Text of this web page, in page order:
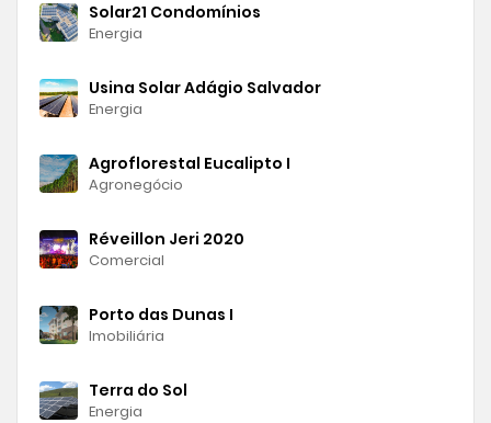
Solar21 Condomínios
Energia
Usina Solar Adágio Salvador
Energia
Agroflorestal Eucalipto I
Agronegócio
Réveillon Jeri 2020
Comercial
Porto das Dunas I
Imobiliária
Terra do Sol
Energia